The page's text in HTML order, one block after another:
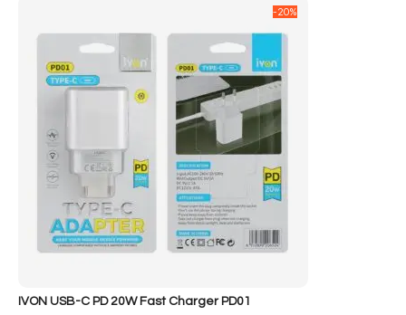
68.890,00 ден.
IVON USB-C PD 20W Fast Charger PD01
-20%